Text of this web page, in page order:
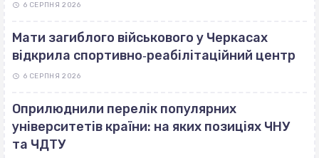
6 СЕРПНЯ 2026
Мати загиблого військового у Черкасах
відкрила спортивно‐реабілітаційний центр
6 СЕРПНЯ 2026
Оприлюднили перелік популярних
університетів країни: на яких позиціях ЧНУ
та ЧДТУ